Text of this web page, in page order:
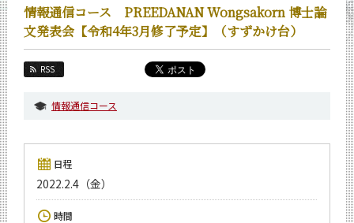
情報通信コース PREEDANAN Wongsakorn 博士論
文発表会【令和4年3月修了予定】（すずかけ台）
RSS
情報通信コース
日程
2022.2.4（金）
時間
教育
Education
教員・研究室
Faculty and Laboratories
未来
Admissions
情報通信系 News
News